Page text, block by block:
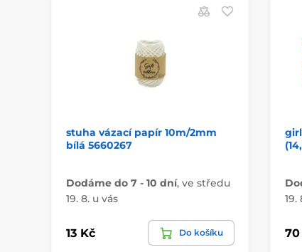
stuha vázací papír 10m/2mm
bílá 5660267
Dodáme do 7 - 10 dní, ve středu
19. 8. u vás
13 Kč Do košíku
19.
70